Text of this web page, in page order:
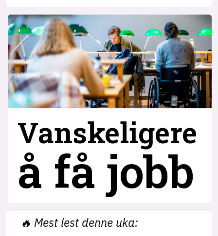
Vanskeligere
å få jobb
🔥 Mest lest denne uka: